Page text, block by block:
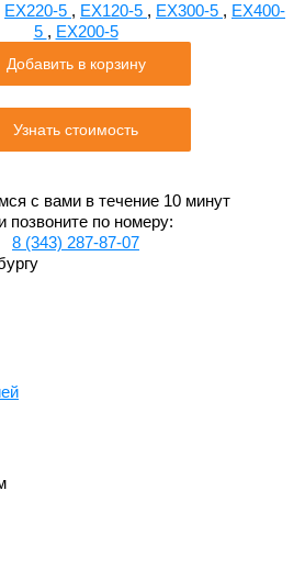
EX220-5 , EX120-5 , EX300-5 , EX400-
5 , EX200-5
Добавить в корзину
Узнать стоимость
с вами в течение 10 минут
позвоните по номеру:
8 (343) 287-87-07